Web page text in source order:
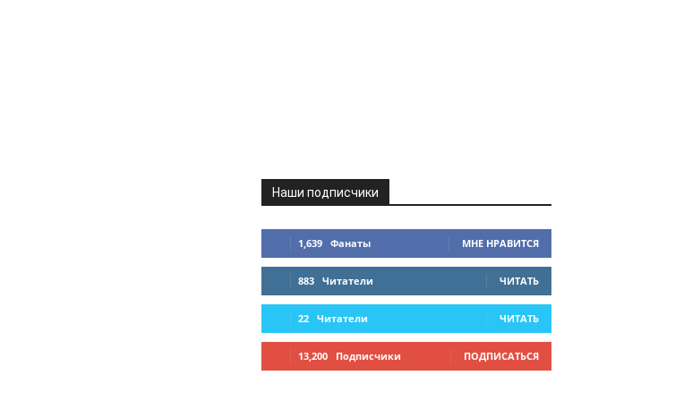
Наши подписчики
1,639 Фанаты МНЕ НРАВИТСЯ
883 Читатели ЧИТАТЬ
22 Читатели ЧИТАТЬ
13,200 Подписчики ПОДПИСАТЬСЯ